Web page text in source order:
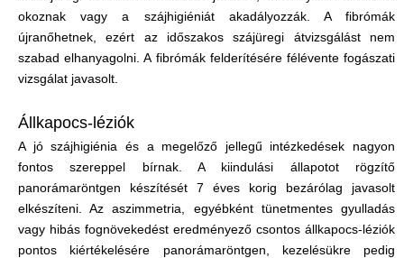
okoznak vagy a szájhigiéniát akadályozzák. A fibrómák
újranőhetnek, ezért az időszakos szájüregi átvizsgálást nem
szabad elhanyagolni. A fibrómák felderítésére félévente fogászati
vizsgálat javasolt.
Állkapocs-léziók
A jó szájhigiénia és a megelőző jellegű intézkedések nagyon
fontos szereppel bírnak. A kiindulási állapotot rögzítő
panorámaröntgen készítését 7 éves korig bezárólag javasolt
elkészíteni. Az aszimmetria, egyébként tünetmentes gyulladás
vagy hibás fognövekedést eredményező csontos állkapocs-léziók
pontos kiértékelésére panorámaröntgen, kezelésükre pedig